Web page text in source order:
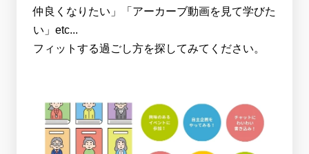
仲良くなりたい」「アーカーブ動画を見て学びた
い」etc...
フィットする過ごし方を探してみてください。